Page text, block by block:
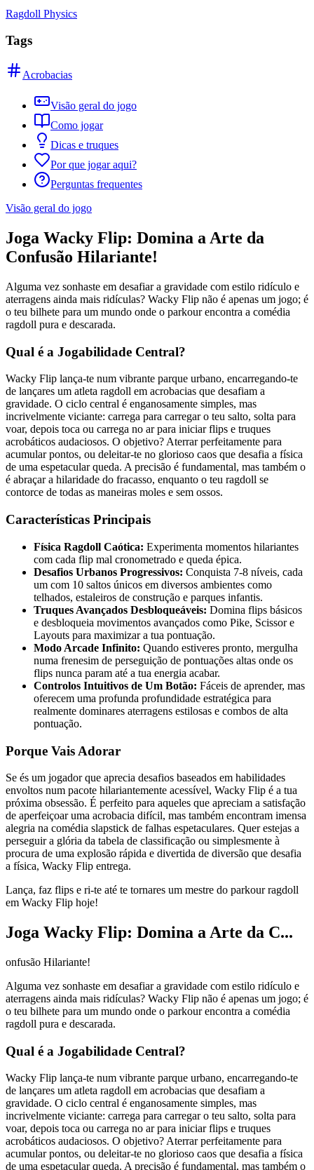
Ragdoll Physics
Tags
Acrobacias
Visão geral do jogo
Como jogar
Dicas e truques
Por que jogar aqui?
Perguntas frequentes
Visão geral do jogo
Joga Wacky Flip: Domina a Arte da
Confusão Hilariante!
Alguma vez sonhaste em desafiar a gravidade com estilo ridículo e
aterragens ainda mais ridículas? Wacky Flip não é apenas um jogo; é
o teu bilhete para um mundo onde o parkour encontra a comédia
ragdoll pura e descarada.
Qual é a Jogabilidade Central?
Wacky Flip lança-te num vibrante parque urbano, encarregando-te
de lançares um atleta ragdoll em acrobacias que desafiam a
gravidade. O ciclo central é enganosamente simples, mas
incrivelmente viciante: carrega para carregar o teu salto, solta para
voar, depois toca ou carrega no ar para iniciar flips e truques
acrobáticos audaciosos. O objetivo? Aterrar perfeitamente para
acumular pontos, ou deleitar-te no glorioso caos que desafia a física
de uma espetacular queda. A precisão é fundamental, mas também o
é abraçar a hilaridade do fracasso, enquanto o teu ragdoll se
contorce de todas as maneiras moles e sem ossos.
Características Principais
Física Ragdoll Caótica: Experimenta momentos hilariantes
com cada flip mal cronometrado e queda épica.
Desafios Urbanos Progressivos: Conquista 7-8 níveis, cada
um com 10 saltos únicos em diversos ambientes como
telhados, estaleiros de construção e parques infantis.
Truques Avançados Desbloqueáveis: Domina flips básicos
e desbloqueia movimentos avançados como Pike, Scissor e
Layouts para maximizar a tua pontuação.
Modo Arcade Infinito: Quando estiveres pronto, mergulha
numa frenesim de perseguição de pontuações altas onde os
flips nunca param até a tua energia acabar.
Controlos Intuitivos de Um Botão: Fáceis de aprender, mas
oferecem uma profunda profundidade estratégica para
realmente dominares aterragens estilosas e combos de alta
pontuação.
Porque Vais Adorar
Se és um jogador que aprecia desafios baseados em habilidades
envoltos num pacote hilariantemente acessível, Wacky Flip é a tua
próxima obsessão. É perfeito para aqueles que apreciam a satisfação
de aperfeiçoar uma acrobacia difícil, mas também encontram imensa
alegria na comédia slapstick de falhas espetaculares. Quer estejas a
perseguir a glória da tabela de classificação ou simplesmente à
procura de uma explosão rápida e divertida de diversão que desafia
a física, Wacky Flip entrega.
Lança, faz flips e ri-te até te tornares um mestre do parkour ragdoll
em Wacky Flip hoje!
Joga Wacky Flip: Domina a Arte da C...
onfusão Hilariante!
Alguma vez sonhaste em desafiar a gravidade com estilo ridículo e
aterragens ainda mais ridículas? Wacky Flip não é apenas um jogo; é
o teu bilhete para um mundo onde o parkour encontra a comédia
ragdoll pura e descarada.
Qual é a Jogabilidade Central?
Wacky Flip lança-te num vibrante parque urbano, encarregando-te
de lançares um atleta ragdoll em acrobacias que desafiam a
gravidade. O ciclo central é enganosamente simples, mas
incrivelmente viciante: carrega para carregar o teu salto, solta para
voar, depois toca ou carrega no ar para iniciar flips e truques
acrobáticos audaciosos. O objetivo? Aterrar perfeitamente para
acumular pontos, ou deleitar-te no glorioso caos que desafia a física
de uma espetacular queda. A precisão é fundamental, mas também o